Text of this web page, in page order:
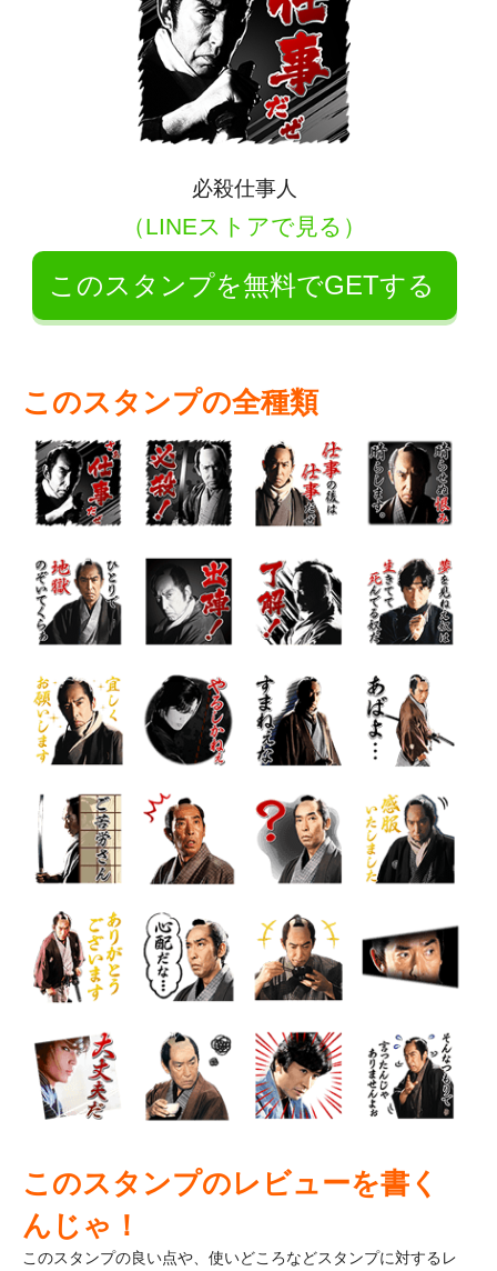
必殺仕事人
（LINEストアで見る）
このスタンプを無料でGETする
このスタンプの全種類
このスタンプのレビューを書く
んじゃ！
このスタンプの良い点や、使いどころなどスタンプに対するレ